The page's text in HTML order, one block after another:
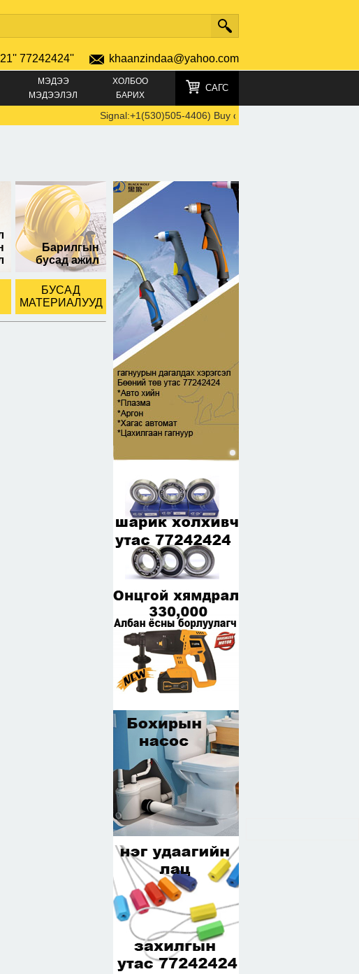
77242424'' khaanzindaa@yahoo.com
МЭДЭЭ
МЭДЭЭЛЭЛ
ХОЛБОО
БАРИХ
САГС
Signal:+1(530)505-4406) Buy crystals, Buy GBL, Cocaine,
Барилгын
бусад ажил
БУСАД
МАТЕРИАЛУУД